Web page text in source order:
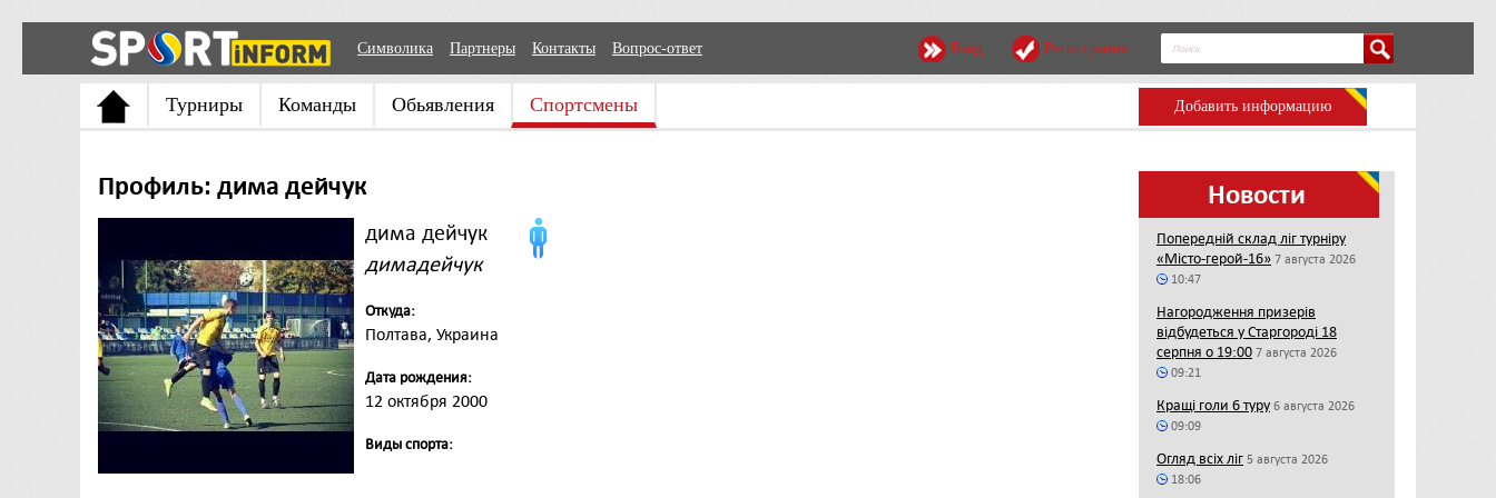
Символика Партнеры Контакты Вопрос-ответ Вход Регистрация
Турниры Команды Обьявления Спортсмены Добавить информацию
Профиль: дима дейчук
дима дейчук
димадейчук
Откуда:
Полтава, Украина
Дата рождения:
12 октября 2000
Виды спорта:
Новости
Попередній склад ліг турніру
«Місто-герой-16» 7 августа 2026
10:47
Нагородження призерів
відбудеться у Старгороді 18
серпня о 19:00 7 августа 2026
09:21
Кращі голи 6 туру 6 августа 2026
09:09
Огляд всіх ліг 5 августа 2026
18:06